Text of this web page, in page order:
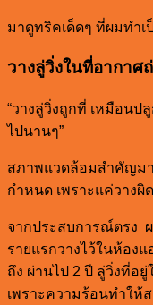
มาดูทริคเด็ดๆ ที่ผมทำเ
วางลู่วิ่งในที่อากาศ
“วางลู่วิ่งถูกที่ เหมือนป
ไปนานๆ”
สภาพแวดล้อมสำคัญมา
กำหนด เพราะแค่วางผิ
จากประสบการณ์ตรง
รายแรกวางไว้ในห้อง
ถึง ผ่านไป 2 ปี ลู่วิ่งที่อ
เพราะความร้อนทำให้